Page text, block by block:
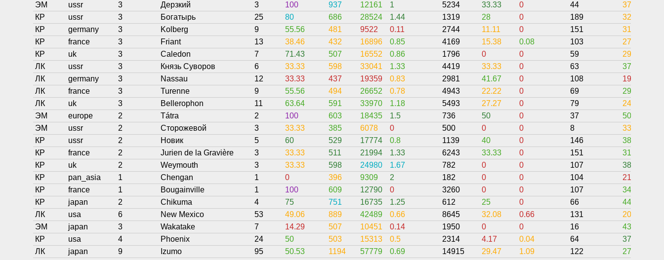
ЭМ
ussr 3 Дерзкий 3 100 937 12161 1 5234 33.33 0 44
37.12
КР
ussr 3 Богатырь 25 80 686 28524 1.44 1319 28 0 189
32.17
КР
germany 3 Kolberg 9 55.56 481 9522 0.11 2744 11.11 0 151
31.25
КР
france 3 Friant 13 38.46 432 16896 0.85 4169 15.38 0.08 103
27.36
КР
uk 3 Caledon 7 71.43 507 16552 0.86 1796 0 0 59
29.54
ЛК
ussr 3 Князь Суворов 6 33.33 598 33041 1.33 4419 33.33 0 63
37.11
ЛК
germany 3 Nassau 12 33.33 437 19359 0.83 2981 41.67 0 108
19.63
ЛК
france 3 Turenne 9 55.56 494 26652 0.78 4943 22.22 0 69
29.74
ЛК
uk 3 Bellerophon 11 63.64 591 33970 1.18 5493 27.27 0 79
24.94
ЭМ
europe 2 Tátra 2 100 603 18435 1.5 736 50 0 37
50
ЭМ
ussr 2 Сторожевой 3 33.33 385 6078 0 500 0 0 8
33.33
КР
ussr 2 Новик 5 60 529 17774 0.8 1139 40 0 146
38.66
КР
france 2 Jurien de la Gravière 3 33.33 511 21994 1.33 6243 33.33 0 151
31.86
КР
uk 2 Weymouth 3 33.33 598 24980 1.67 782 0 0 107
38.63
КР
pan_asia 1 Chengan 1 0 396 9309 2 182 0 0 104
21.15
КР
france 1 Bougainville 1 100 609 12790 0 3260 0 0 107
34.58
КР
japan 2 Chikuma 4 75 751 16735 1.25 612 25 0 66
44.49
ЛК
usa 6 New Mexico 53 49.06 889 42489 0.66 8645 32.08 0.66 131
20.39
ЭМ
japan 3 Wakatake 7 14.29 507 10451 0.14 1950 0 0 16
43.75
КР
usa 4 Phoenix 24 50 503 15313 0.5 2314 4.17 0.04 64
37.21
ЛК
japan 9 Izumo 95 50.53 1194 57779 0.69 14915 29.47 1.09 122
27.23